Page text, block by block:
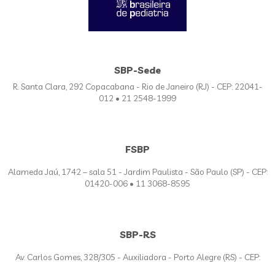
SBP-Sede
R. Santa Clara, 292 Copacabana - Rio de Janeiro (RJ) - CEP: 22041-
012 • 21 2548-1999
FSBP
Alameda Jaú, 1742 – sala 51 - Jardim Paulista - São Paulo (SP) - CEP:
01420-006 • 11 3068-8595
SBP-RS
Av. Carlos Gomes, 328/305 - Auxiliadora - Porto Alegre (RS) - CEP: